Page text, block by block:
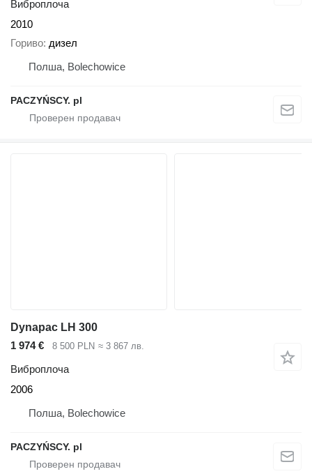
Виброплоча
2010
Гориво дизел
Полша, Bolechowice
PACZYŃSCY. pl
Dynapac LH 300
1 974 €
8 500 PLN ≈ 3 867 лв.
Виброплоча
2006
Полша, Bolechowice
PACZYŃSCY. pl